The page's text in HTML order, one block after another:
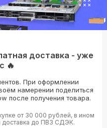
доставка - уже
🔥
При оформлении
намерении поделиться
после получения товара.
от 30 000 рублей, в ином
доставка до ПВЗ СДЭК.